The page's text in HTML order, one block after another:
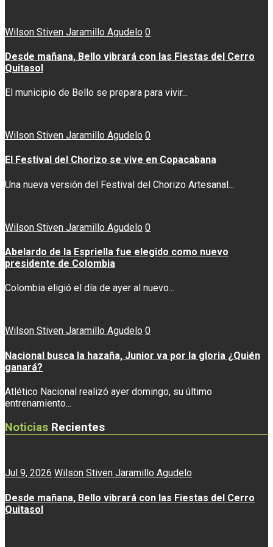
Wilson Stiven Jaramillo Agudelo 0
Desde mañana, Bello vibrará con las Fiestas del Cerro
Quitasol
El municipio de Bello se prepara para vivir...
Wilson Stiven Jaramillo Agudelo 0
El Festival del Chorizo se vive en Copacabana
Una nueva versión del Festival del Chorizo Artesanal...
Wilson Stiven Jaramillo Agudelo 0
Abelardo de la Espriella fue elegido como nuevo
presidente de Colombia
Colombia eligió el día de ayer al nuevo...
Wilson Stiven Jaramillo Agudelo 0
Nacional busca la hazaña, Junior va por la gloria ¿Quién
ganará?
Atlético Nacional realizó ayer domingo, su último
entrenamiento...
Noticias Recientes
Jul 9, 2026 Wilson Stiven Jaramillo Agudelo
Desde mañana, Bello vibrará con las Fiestas del Cerro
Quitasol